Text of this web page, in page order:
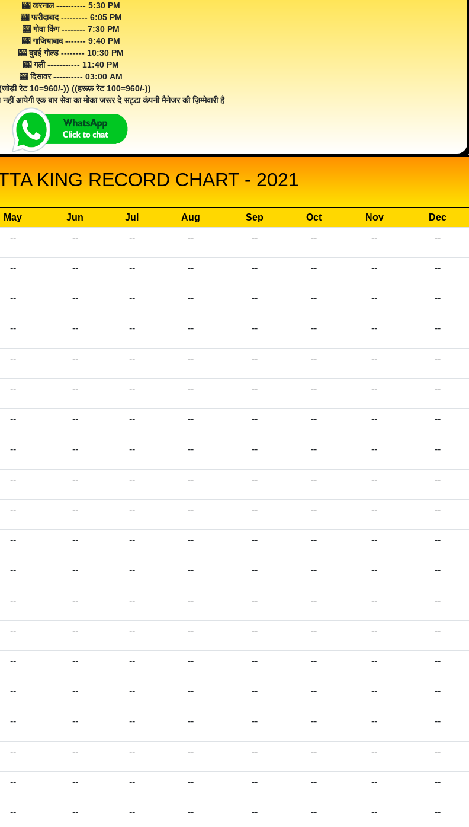
🎰 करनाल ---------- 5:30 PM
🎰 फरीदाबाद --------- 6:05 PM
🎰 गोवा किंग -------- 7:30 PM
🎰 गाजियाबाद ------- 9:40 PM
🎰 दुबई गोल्ड -------- 10:30 PM
🎰 गली ----------- 11:40 PM
🎰 दिसावर ---------- 03:00 AM
रेट 10=960/-)) ((हरूफ़ रेट 100=960/-))
आयेगी एक बार सेवा का मोका जरूर दे सट्टा कंपनी मैनेजर की ज़िम्मेवारी है
KING RECORD CHART - 2021
May Jun Jul Aug Sep Oct Nov
Dec
-- -- -- -- -- -- -- --
-- -- -- -- -- -- -- --
-- -- -- -- -- -- -- --
-- -- -- -- -- -- -- --
-- -- -- -- -- -- -- --
-- -- -- -- -- -- -- --
-- -- -- -- -- -- -- --
-- -- -- -- -- -- -- --
-- -- -- -- -- -- -- --
-- -- -- -- -- -- -- --
-- -- -- -- -- -- -- --
-- -- -- -- -- -- -- --
-- -- -- -- -- -- -- --
-- -- -- -- -- -- -- --
-- -- -- -- -- -- -- --
-- -- -- -- -- -- -- --
-- -- -- -- -- -- -- --
-- -- -- -- -- -- -- --
-- -- -- -- -- -- -- --
-- -- -- -- -- -- -- --